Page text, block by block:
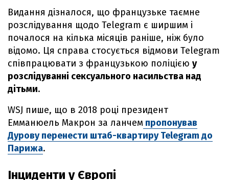
Видання дізналося, що французьке таємне
розслідування щодо Telegram є ширшим і
почалося на кілька місяців раніше, ніж було
відомо. Ця справа стосується відмови Telegram
співпрацювати з французькою поліцією у
розслідуванні сексуального насильства над
дітьми.
WSJ пише, що в 2018 році президент
Емманюель Макрон за ланчем пропонував
Дурову перенести штаб-квартиру Telegram до
Парижа.
Інциденти у Європі